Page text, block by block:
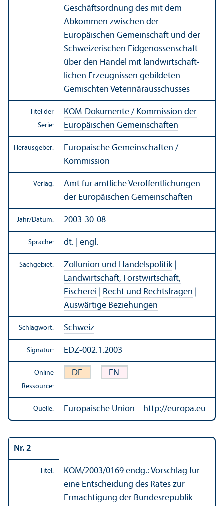
Geschäfts­ordnung des mit dem
Abkommen zwischen der
Europäischen Gemeinschaft und der
Schweizerischen Eidgenossenschaft
über den Handel mit landwirtschaft­
lichen Erzeugnissen gebildeten
Gemischten Veterinär­ausschusses
Titel der
Serie:
KOM-Dokumente / Kommission der
Europäischen Gemeinschaften
Herausgeber:
Europäische Gemeinschaften /
Kommission
Verlag:
Amt für amtliche Veröffentlichungen
der Europäischen Gemeinschaften
Jahr/Datum: 2003-30-08
Sprache: dt. | engl.
Sachgebiet: Zollunion und Handels­politik|
Landwirtschaft, Forstwirtschaft,
Fischerei
Recht und Rechts­fragen
Auswärtige Beziehungen
Schlagwort: Schweiz
Signatur: EDZ-002.1.2003
Online
Ressource:
DE EN
Quelle: Europäische Union – http://europa.eu
Nr. 2
Titel: KOM/2003/0169 endg.: Vorschlag für
eine Entscheidung des Rates zur
Ermächtigung der Bundes­republik